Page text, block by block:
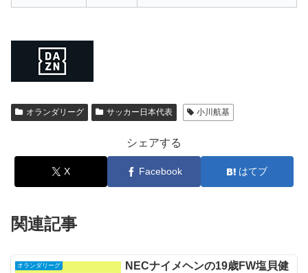
オランダリーグ サッカー日本代表 小川航基
シェアする
X Facebook はてブ
関連記事
オランダリーグ
NECナイメヘンの19歳FW塩貝健